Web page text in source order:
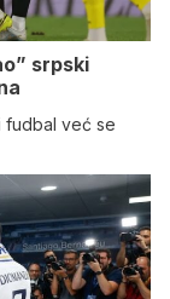
srpski
fudbal već se